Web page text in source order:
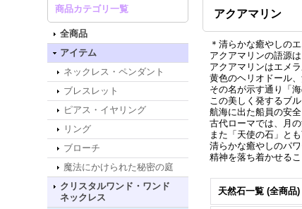
商品カテゴリ一覧
全商品
アイテム
ネックレス・ペンダント
ブレスレット
ピアス・イヤリング
リング
ブローチ
魔法にかけられた秘密の庭
クリスタルワンド・ワンド
ネックレス
アクアマリン
＊清らかな癒やしの
アクアマリンの語源
アクアマリンはエメ
黄色のヘリオドール
その名が示す通り「
この美しく発するブ
航海に出た船員の安
古代ローマでは、月
また「天使の石」と
清らかな癒やしのパ
精神を落ち着かせる
天然石一覧 (全商品)